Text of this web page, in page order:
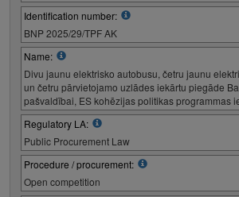
Identification number:
BNP 2025/29/TPF AK
Name:
Divu jaunu elektrisko autobusu, četru jaunu
un četru pārvietojamo uzlādes iekārtu piegāde
pašvaldībai, ES kohēzijas politikas programmas
Regulatory LA:
Public Procurement Law
Procedure / procurement:
Open competition